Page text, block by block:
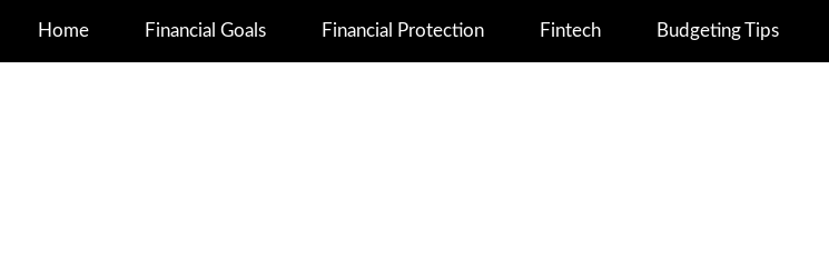
Home Financial Goals Financial Protection Fintech Budgeting Tips